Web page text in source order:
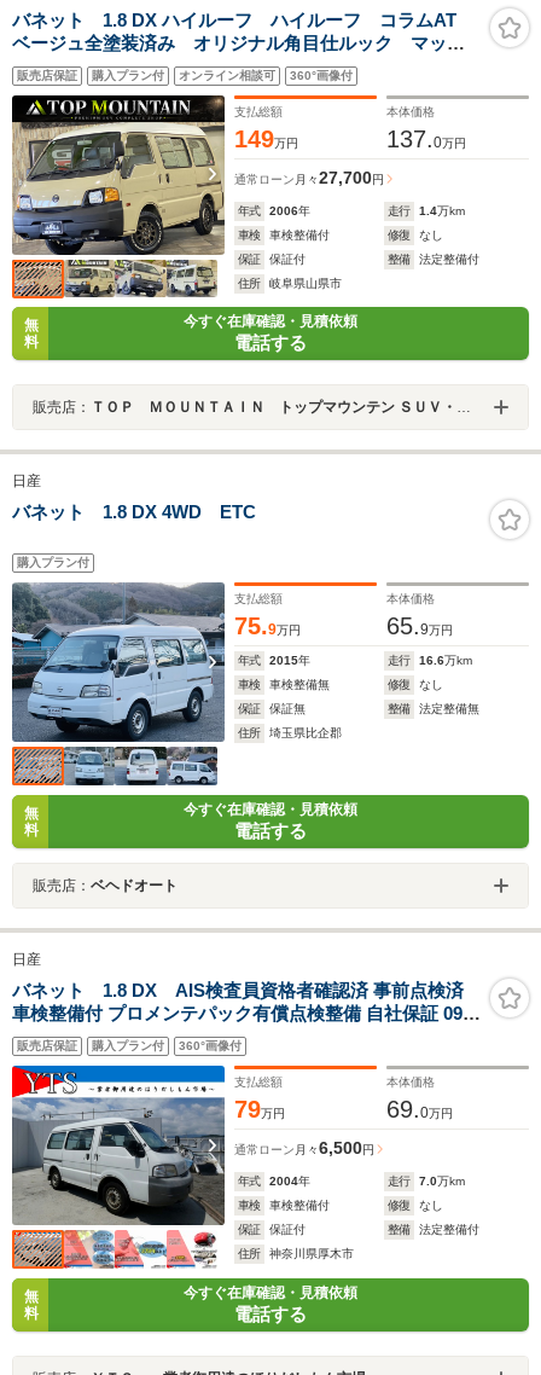
バネット 1.8 DX ハイルーフ ハイルーフ コラムAT
ベージュ全塗装済み オリジナル角目仕ルック マッド
クロスレンジャー14インチ TOYOオープンカントリー
RTタイヤ エアコン
販売店保証 購入プラン付 オンライン相談可 360°画像付
支払総額
149万円
本体価格
137.0万円
通常ローン 月々27,700円
年式 2006年 走行 1.4万km
車検
車検整備付 修復
なし
保証
保証付 整備
法定整備付
住所
岐阜県山県市
無
料
今すぐ在庫確認・見積依頼
電話する
販売店： ＴＯＰ ＭＯＵＮＴＡＩＮ トップマウンテン ＳＵＶ・クロカン・キャンピングカー専門店
日産
バネット 1.8 DX 4WD ETC
購入プラン付
支払総額
75.9万円
本体価格
65.9万円
年式 2015年 走行 16.6万km
車検
車検整備無 修復
なし
保証
保証無 整備
法定整備無
住所
埼玉県比企郡
無
料
今すぐ在庫確認・見積依頼
電話する
販売店： ベヘドオート
日産
バネット 1.8 DX AIS検査員資格者確認済 事前点検済
車検整備付 プロメンテパック有償点検整備 自社保証 09保
証 カープレミア有償保証 業販可 運転席エアバッグ ETC
ラジオオーディオ
販売店保証 購入プラン付 360°画像付
支払総額
79万円
本体価格
69.0万円
通常ローン 月々6,500円
年式 2004年 走行 7.0万km
車検
車検整備付 修復
なし
保証
保証付 整備
法定整備付
住所
神奈川県厚木市
無
料
今すぐ在庫確認・見積依頼
電話する